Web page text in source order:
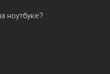
ноутбуке?